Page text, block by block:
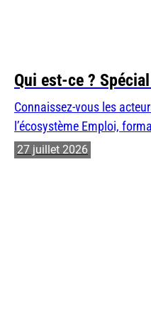
Qui est-ce ?
Connaissez-vous les
l’écosystème Emploi,
27 juillet 2026